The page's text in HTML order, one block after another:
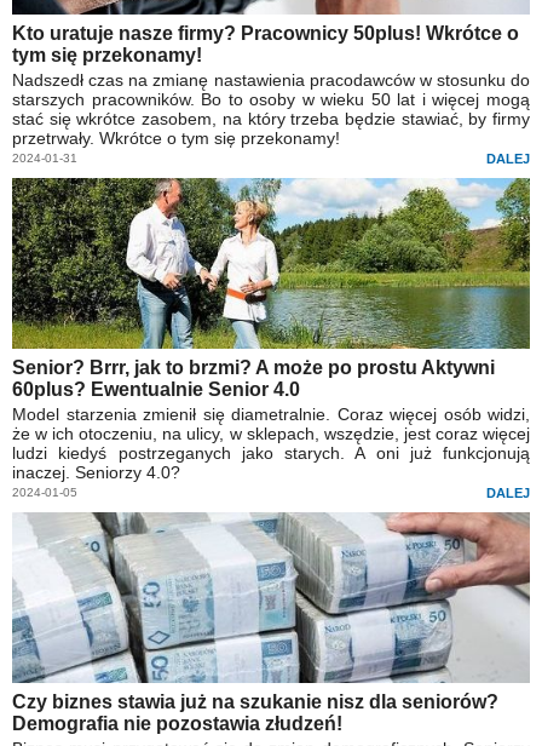
Kto uratuje nasze firmy? Pracownicy 50plus! Wkrótce o
tym się przekonamy!
Nadszedł czas na zmianę nastawienia pracodawców w stosunku do
starszych pracowników. Bo to osoby w wieku 50 lat i więcej mogą
stać się wkrótce zasobem, na który trzeba będzie stawiać, by firmy
przetrwały. Wkrótce o tym się przekonamy!
2024-01-31 DALEJ
Senior? Brrr, jak to brzmi? A może po prostu Aktywni
60plus? Ewentualnie Senior 4.0
Model starzenia zmienił się diametralnie. Coraz więcej osób widzi,
że w ich otoczeniu, na ulicy, w sklepach, wszędzie, jest coraz więcej
ludzi kiedyś postrzeganych jako starych. A oni już funkcjonują
inaczej. Seniorzy 4.0?
2024-01-05 DALEJ
Czy biznes stawia już na szukanie nisz dla seniorów?
Demografia nie pozostawia złudzeń!